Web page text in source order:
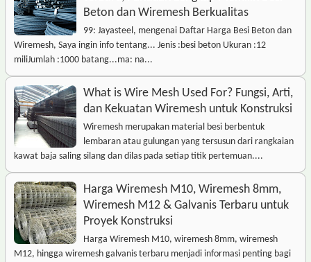
Beton dan Wiremesh Berkualitas
99: Jayasteel, mengenai Daftar Harga Besi Beton dan
Wiremesh, Saya ingin info tentang... Jenis :besi beton Ukuran :12
miliJumlah :1000 batang...ma: na...
What is Wire Mesh Used For? Fungsi, Arti,
dan Kekuatan Wiremesh untuk Konstruksi
Wiremesh merupakan material besi berbentuk
lembaran atau gulungan yang tersusun dari rangkaian
kawat baja saling silang dan dilas pada setiap titik pertemuan....
Harga Wiremesh M10, Wiremesh 8mm,
Wiremesh M12 & Galvanis Terbaru untuk
Proyek Konstruksi
Harga Wiremesh M10, wiremesh 8mm, wiremesh
M12, hingga wiremesh galvanis terbaru menjadi informasi penting bagi